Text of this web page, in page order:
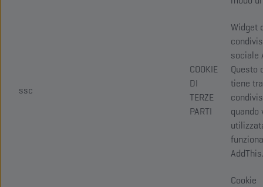
ssc
COOKIE
DI
TERZE
PARTI
Widget
sociale
Questo
tiene
quando
AddThis.
Cookie